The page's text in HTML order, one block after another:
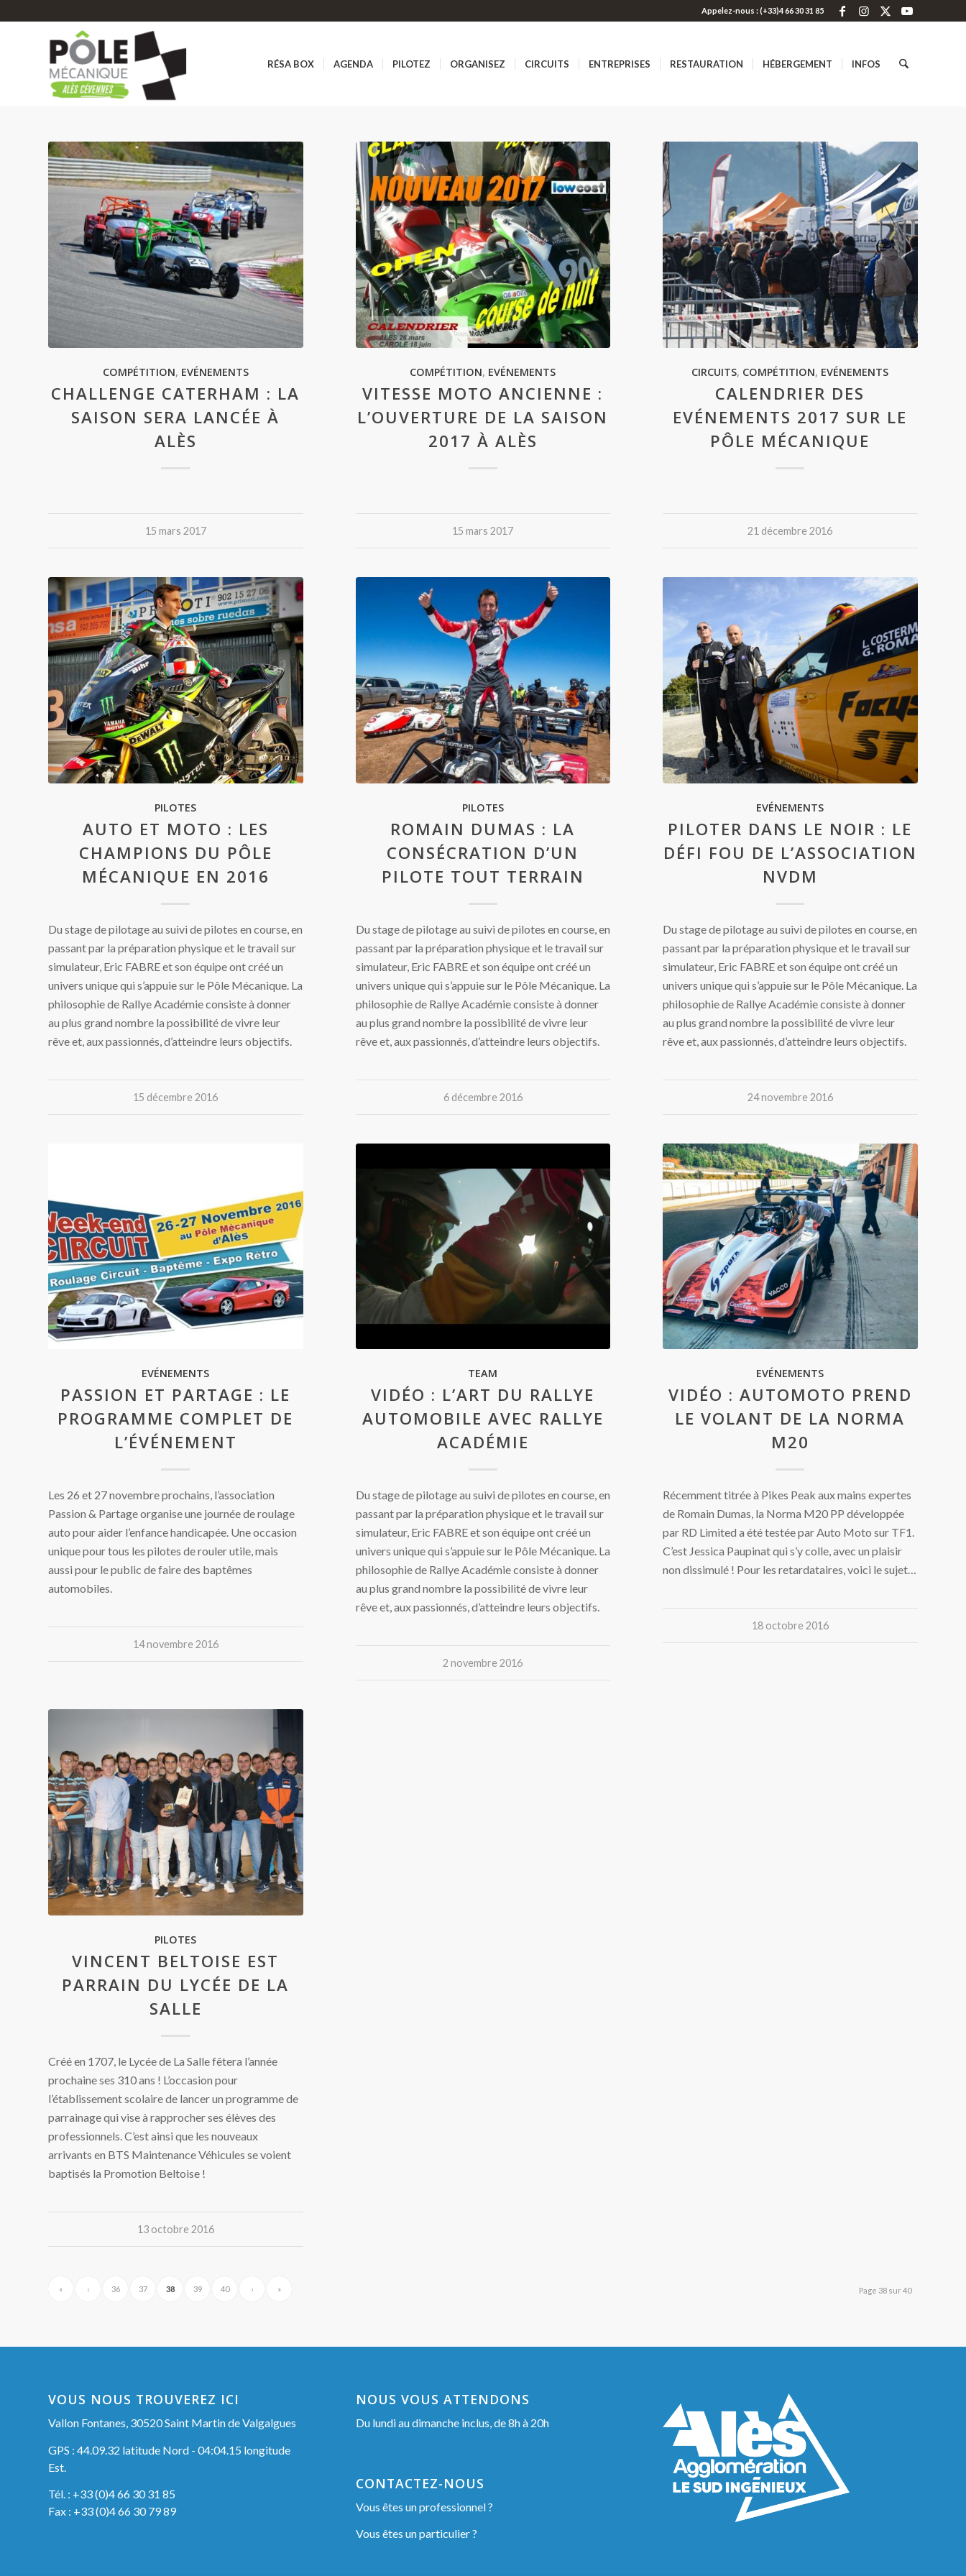
Appelez-nous : (+33)4 66 30 31 85
RÉSA BOX AGENDA PILOTEZ ORGANISEZ CIRCUITS ENTREPRISES RESTAURATION HÉBERGEMENT INFOS
COMPÉTITION, EVÉNEMENTS
CHALLENGE CATERHAM : LA
SAISON SERA LANCÉE À
ALÈS
15 mars 2017
COMPÉTITION, EVÉNEMENTS
VITESSE MOTO ANCIENNE :
L’OUVERTURE DE LA SAISON
2017 À ALÈS
15 mars 2017
CIRCUITS, COMPÉTITION, EVÉNEMENTS
CALENDRIER DES
EVÉNEMENTS 2017 SUR LE
PÔLE MÉCANIQUE
21 décembre 2016
PILOTES
AUTO ET MOTO : LES
CHAMPIONS DU PÔLE
MÉCANIQUE EN 2016
Du stage de pilotage au suivi de pilotes en course, en
passant par la préparation physique et le travail sur
simulateur, Eric FABRE et son équipe ont créé un
univers unique qui s’appuie sur le Pôle Mécanique. La
philosophie de Rallye Académie consiste à donner
au plus grand nombre la possibilité de vivre leur
rêve et, aux passionnés, d’atteindre leurs objectifs.
15 décembre 2016
PILOTES
ROMAIN DUMAS : LA
CONSÉCRATION D’UN
PILOTE TOUT TERRAIN
Du stage de pilotage au suivi de pilotes en course, en
passant par la préparation physique et le travail sur
simulateur, Eric FABRE et son équipe ont créé un
univers unique qui s’appuie sur le Pôle Mécanique. La
philosophie de Rallye Académie consiste à donner
au plus grand nombre la possibilité de vivre leur
rêve et, aux passionnés, d’atteindre leurs objectifs.
6 décembre 2016
EVÉNEMENTS
PILOTER DANS LE NOIR : LE
DÉFI FOU DE L’ASSOCIATION
NVDM
Du stage de pilotage au suivi de pilotes en course, en
passant par la préparation physique et le travail sur
simulateur, Eric FABRE et son équipe ont créé un
univers unique qui s’appuie sur le Pôle Mécanique. La
philosophie de Rallye Académie consiste à donner
au plus grand nombre la possibilité de vivre leur
rêve et, aux passionnés, d’atteindre leurs objectifs.
24 novembre 2016
EVÉNEMENTS
PASSION ET PARTAGE : LE
PROGRAMME COMPLET DE
L’ÉVÉNEMENT
Les 26 et 27 novembre prochains, l’association
Passion & Partage organise une journée de roulage
auto pour aider l’enfance handicapée. Une occasion
unique pour tous les pilotes de rouler utile, mais
aussi pour le public de faire des baptêmes
automobiles.
14 novembre 2016
TEAM
VIDÉO : L’ART DU RALLYE
AUTOMOBILE AVEC RALLYE
ACADÉMIE
Du stage de pilotage au suivi de pilotes en course, en
passant par la préparation physique et le travail sur
simulateur, Eric FABRE et son équipe ont créé un
univers unique qui s’appuie sur le Pôle Mécanique. La
philosophie de Rallye Académie consiste à donner
au plus grand nombre la possibilité de vivre leur
rêve et, aux passionnés, d’atteindre leurs objectifs.
2 novembre 2016
EVÉNEMENTS
VIDÉO : AUTOMOTO PREND
LE VOLANT DE LA NORMA
M20
Récemment titrée à Pikes Peak aux mains expertes
de Romain Dumas, la Norma M20 PP développée
par RD Limited a été testée par Auto Moto sur TF1.
C’est Jessica Paupinat qui s’y colle, avec un plaisir
non dissimulé ! Pour les retardataires, voici le sujet…
18 octobre 2016
PILOTES
VINCENT BELTOISE EST
PARRAIN DU LYCÉE DE LA
SALLE
Créé en 1707, le Lycée de La Salle fêtera l’année
prochaine ses 310 ans ! L’occasion pour
l’établissement scolaire de lancer un programme de
parrainage qui vise à rapprocher ses élèves des
professionnels. C’est ainsi que les nouveaux
arrivants en BTS Maintenance Véhicules se voient
baptisés la Promotion Beltoise !
13 octobre 2016
Page 38 sur 40
« ‹ 36 37 38 39 40 › »
VOUS NOUS TROUVEREZ ICI
Vallon Fontanes, 30520 Saint Martin de Valgalgues
GPS : 44.09.32 latitude Nord - 04:04.15 longitude
Est.
Tél. : +33 (0)4 66 30 31 85
Fax : +33 (0)4 66 30 79 89
NOUS VOUS ATTENDONS
Du lundi au dimanche inclus, de 8h à 20h
CONTACTEZ-NOUS
Vous êtes un professionnel ?
Vous êtes un particulier ?